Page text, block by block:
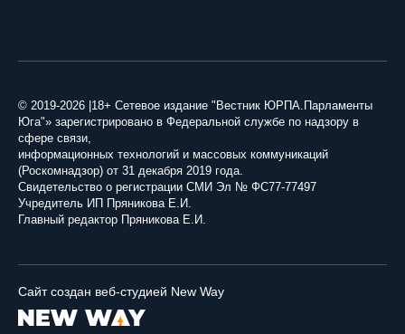
© 2019-2026 |18+ Сетевое издание "Вестник ЮРПА.Парламенты
Юга"» зарегистрировано в Федеральной службе по надзору в
сфере связи,
информационных технологий и массовых коммуникаций
(Роскомнадзор) от 31 декабря 2019 года.
Свидетельство о регистрации СМИ Эл № ФС77-77497
Учредитель ИП Пряникова Е.И.
Главный редактор Пряникова Е.И.
Сайт создан веб-студией New Way